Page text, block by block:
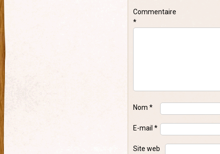
Commentaire
*
Nom *
E-mail *
Site web